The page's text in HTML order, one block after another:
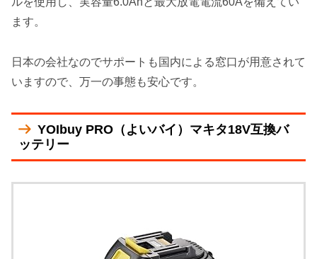
ます。
日本の会社なのでサポートも国内による窓口が用意されて
いますので、万一の事態も安心です。
YOIbuy PRO（よいバイ）マキタ18V互換バ
ッテリー